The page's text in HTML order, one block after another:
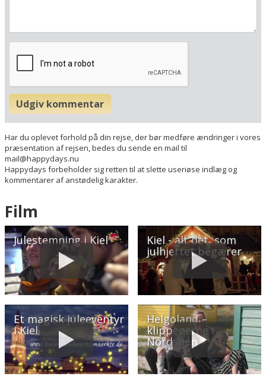
Udgiv kommentar
Har du oplevet forhold på din rejse, der bør medføre ændringer i vores
præsentation af rejsen, bedes du sende en mail til
mail@happydays.nu
Happydays forbeholder sig retten til at slette useriøse indlæg og
kommentarer af anstødelig karakter.
Film
Julestemning i Kiel Kiel - alt det, som
julhjertet begærer
Et magisk juleeventyr
i Kiel
Helgoland –
klippeøerne i
Nordsøen